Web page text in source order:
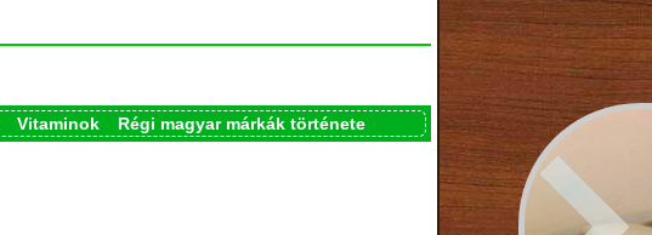
Vitaminok
Régi magyar márkák története